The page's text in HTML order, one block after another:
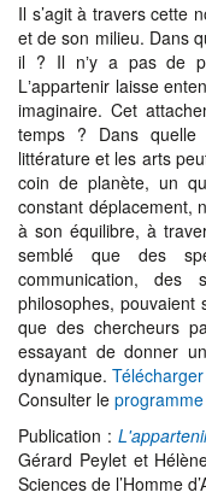
Il s’agit à travers cette
et de son milieu. Dans
il ? Il nʼy a pas de
Lʼappartenir laisse
imaginaire. Cet
temps ? Dans quelle
littérature et les arts
coin de planète, un
constant déplacement,
à son équilibre, à
semblé que des
communication, des
philosophes, pouvaient
que des chercheurs
essayant de donner
dynamique.
Consulter le
Publication :
Gérard Peylet et
Sciences de l’Homme